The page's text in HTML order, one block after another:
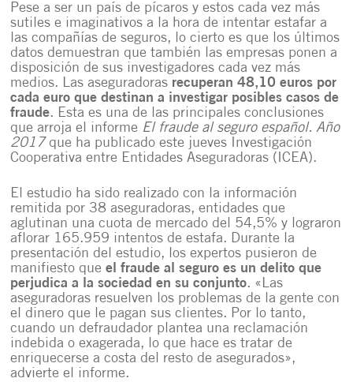
Pese a ser un país de pícaros y estos cada vez más
sutiles e imaginativos a la hora de intentar estafar a
las compañías de seguros, lo cierto es que los últimos
datos demuestran que también las empresas ponen a
disposición de sus investigadores cada vez más
medios. Las aseguradoras recuperan 48,10 euros por
cada euro que destinan a investigar posibles casos de
fraude. Esta es una de las principales conclusiones
que arroja el informe El fraude al seguro español. Año
2017que ha publicado este jueves Investigación
Cooperativa entre Entidades Aseguradoras (ICEA).
El estudio ha sido realizado con la información
remitida por 38 aseguradoras, entidades que
aglutinan una cuota de mercado del 54,5% y lograron
aflorar 165.959 intentos de estafa. Durante la
presentación del estudio, los expertos pusieron de
manifiesto queel fraude al seguro es un delito que
perjudica a la sociedad en su conjunto. «Las
aseguradoras resuelven los problemas de la gente con
el dinero que le pagan sus clientes. Por lo tanto,
cuando un defraudador plantea una reclamación
indebida o exagerada, lo que hace es tratar de
enriquecerse a costa del resto de asegurados»,
advierte el informe.